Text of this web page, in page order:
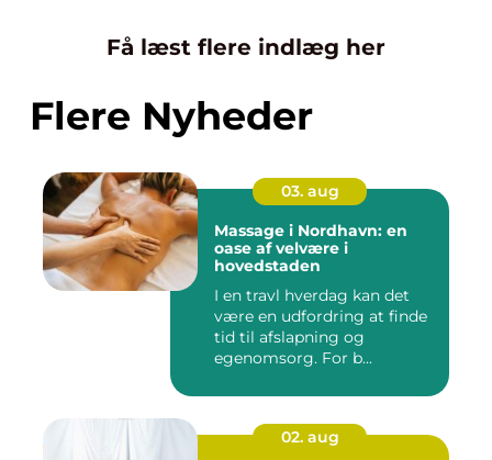
Få læst flere indlæg her
Flere Nyheder
03. aug
Massage i Nordhavn: en
oase af velvære i
hovedstaden
I en travl hverdag kan det
være en udfordring at finde
tid til afslapning og
egenomsorg. For b...
02. aug